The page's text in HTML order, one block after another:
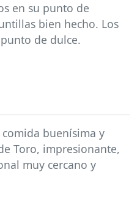
en su punto de
bien hecho. Los
de dulce.
buenísima y
Toro, impresionante,
muy cercano y